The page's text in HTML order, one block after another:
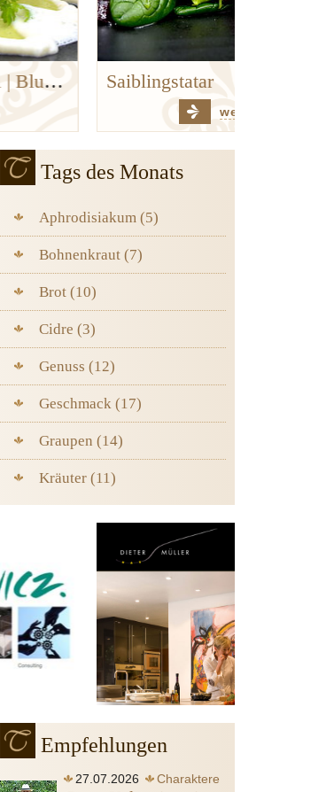
Saiblingstatar
Tags des Monats
Aphrodisiakum (5)
Bohnenkraut (7)
Brot (10)
Cidre (3)
Genuss (12)
Geschmack (17)
Graupen (14)
Kräuter (11)
Empfehlungen
27.07.2026 Charaktere